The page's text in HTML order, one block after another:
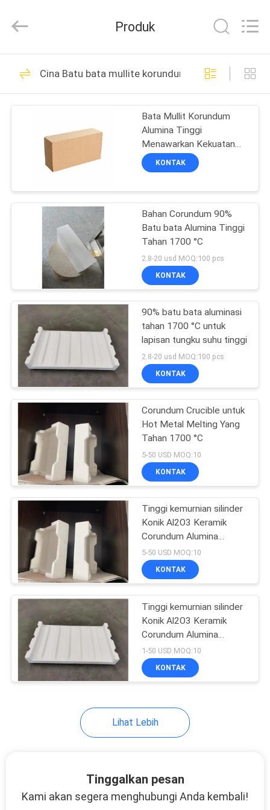
RUMAH
PRODUK
TENTANG
TUR
PABRIK
KONTROL
KUALITAS
HUBUNGI
KAMI
BERITA
KASUS-
KASUS
SITEMAP
KEBIJAKAN
PRIVASI
Industrial
Rights
Bata Tahan Api
77
Batu Bata Tahan Api
Alumina Tinggi
87
Bata Tahan Api
Silika
Bata Isolasi Tanah
Liat
Bata Isolasi Alumina
Tinggi
61
Batu bata isolasi
Produk
Cina Batu bata mullite korundum
Bata Mullit Korundum
Alumina Tinggi
Menawarkan Kekuatan
Mekanik dan Stabilitas
Termal Unggul untuk
KONTAK
Bahan Corundum 90%
Batu bata Alumina Tinggi
Tahan 1700 °C
2.8-20 usd MOQ:100 pcs
KONTAK
90% batu bata aluminasi
tahan 1700 °C untuk
lapisan tungku suhu tinggi
2.8-20 usd MOQ:100 pcs
KONTAK
Corundum Crucible untuk
Hot Metal Melting Yang
Tahan 1700 °C
5-50 USD MOQ:10
KONTAK
Tinggi kemurnian silinder
Konik Al2O3 Keramik
Corundum Alumina
Crucible Untuk
Laboratorium Crucible
Untuk Peleburan
5-50 USD MOQ:10
KONTAK
Tinggi kemurnian silinder
Konik Al2O3 Keramik
Corundum Alumina
Crucible Untuk
Laboratorium Crucible
Untuk Peleburan
1-50 USD MOQ:10
KONTAK
Lihat Lebih
Tinggalkan pesan
Kami akan segera menghubungi Anda kembali!